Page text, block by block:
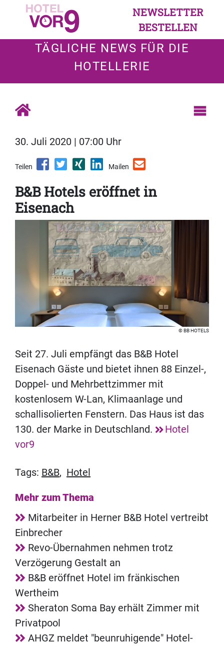
NEWSLETTER
BESTELLEN
TÄGLICHE NEWS FÜR DIE
HOTELLERIE
30. Juli 2020 | 07:00 Uhr
Teilen Mailen
B&B Hotels eröffnet in
Eisenach
BB HOTELS
Seit 27. Juli empfängt das B&B Hotel
Eisenach Gäste und bietet ihnen 88 Einzel-,
Doppel- und Mehrbettzimmer mit
kostenlosem W-Lan, Klimaanlage und
schallisolierten Fenstern. Das Haus ist das
130. der Marke in Deutschland.
Hotel
vor9
Tags: B&B, Hotel
Mehr zum Thema
Mitarbeiter in Herner B&B Hotel vertreibt
Einbrecher
Revo-Übernahmen nehmen trotz
Verzögerung Gestalt an
B&B eröffnet Hotel im fränkischen
Wertheim
Sheraton Soma Bay erhält Zimmer mit
Privatpool
AHGZ meldet "beunruhigende" Hotel-